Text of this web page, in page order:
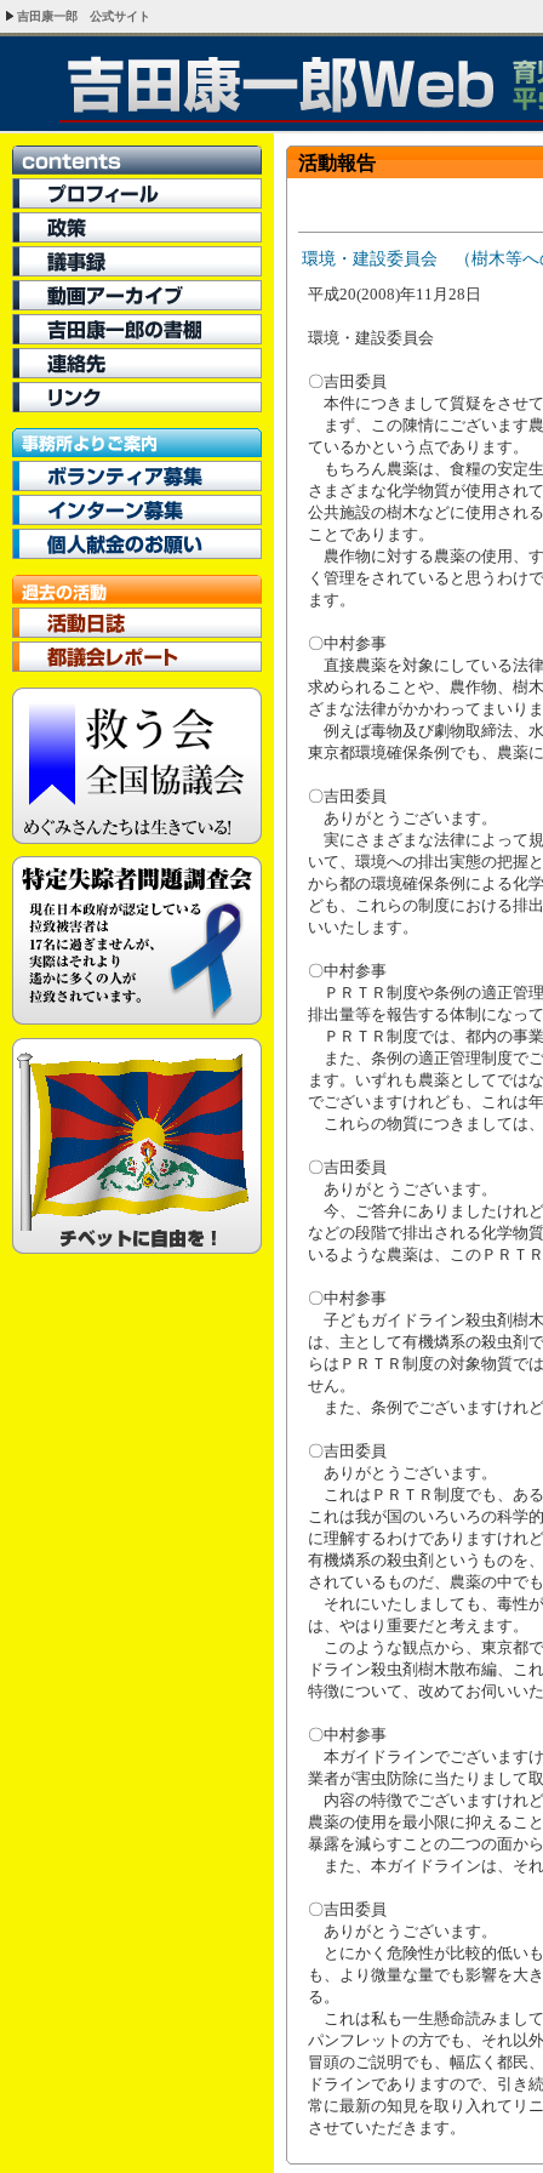
吉田康一郎 公式サイト
活動報告
環境・建設委員会 （樹木等へ
平成20(2008)年11月28日
環境・建設委員会
〇吉田委員
本件につきまして質疑をさせ
まず、この陳情にございます
ているかという点であります。
もちろん農薬は、食糧の安定
さまざまな化学物質が使用され
公共施設の樹木などに使用され
ことであります。
農作物に対する農薬の使用、
く管理をされていると思うわけ
ます。
〇中村参事
直接農薬を対象にしている法
求められることや、農作物、樹
ざまな法律がかかわってまいり
例えば毒物及び劇物取締法、
東京都環境確保条例でも、農薬
〇吉田委員
ありがとうございます。
実にさまざまな法律によって
いて、環境への排出実態の把握
から都の環境確保条例による化
ども、これらの制度における排
いいたします。
〇中村参事
ＰＲＴＲ制度や条例の適正管
排出量等を報告する体制になっ
ＰＲＴＲ制度では、都内の事
また、条例の適正管理制度で
ます。いずれも農薬としてでは
でございますけれども、これは
これらの物質につきましては
〇吉田委員
ありがとうございます。
今、ご答弁にありましたけれ
などの段階で排出される化学物
いるような農薬は、このＰＲＴ
〇中村参事
子どもガイドライン殺虫剤樹
は、主として有機燐系の殺虫剤
らはＰＲＴＲ制度の対象物質で
せん。
また、条例でございますけれ
〇吉田委員
ありがとうございます。
これはＰＲＴＲ制度でも、あ
これは我が国のいろいろの科学
に理解するわけでありますけれ
有機燐系の殺虫剤というものを
されているものだ、農薬の中で
それにいたしましても、毒性
は、やはり重要だと考えます。
このような観点から、東京都
ドライン殺虫剤樹木散布編、こ
特徴について、改めてお伺いい
〇中村参事
本ガイドラインでございます
業者が害虫防除に当たりまして
内容の特徴でございますけれ
農薬の使用を最小限に抑えるこ
暴露を減らすことの二つの面か
また、本ガイドラインは、そ
〇吉田委員
ありがとうございます。
とにかく危険性が比較的低い
も、より微量な量でも影響を大
る。
これは私も一生懸命読みまし
パンフレットの方でも、それ以
冒頭のご説明でも、幅広く都民
ドラインでありますので、引き
常に最新の知見を取り入れてリ
させていただきます。